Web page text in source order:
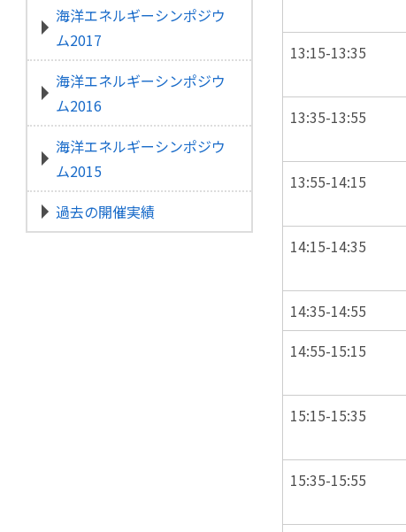
海洋エネルギーシンポジウ
ム2017
海洋エネルギーシンポジウ
ム2016
海洋エネルギーシンポジウ
ム2015
過去の開催実績
13:15-13:35
13:35-13:55
13:55-14:15
14:15-14:35
14:35-14:55
14:55-15:15
15:15-15:35
15:35-15:55